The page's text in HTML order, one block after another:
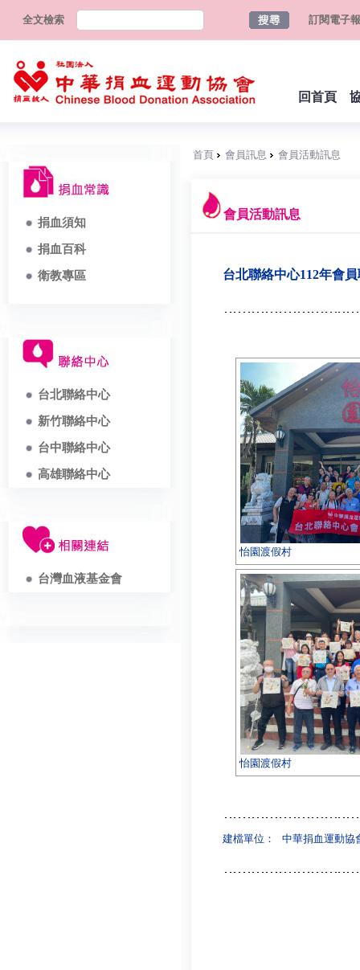
全文檢索 訂閱電子報
回首頁
捐血須知
捐血百科
衛教專區
台北聯絡中心
新竹聯絡中心
台中聯絡中心
高雄聯絡中心
台灣血液基金會
首頁 會員訊息 會員活動訊息
會員活動訊息
台北聯絡中心112年會
怡園渡假村
怡園渡假村
建檔單位： 中華捐血運動協